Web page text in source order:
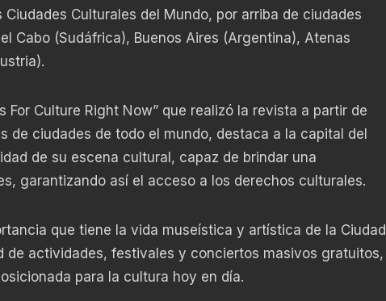
Culturales del Mundo, por arriba de ciudades
Cabo (Sudáfrica), Buenos Aires (Argentina), Atenas
For Culture Right Now” que realizó la revista a partir de
de ciudades de todo el mundo, destaca a la capital del
de su escena cultural, capaz de brindar una
garantizando así el acceso a los derechos culturales.
que tiene la vida museística y artística de la Ciudad
de actividades, festivales y conciertos masivos gratuitos,
para la cultura hoy en día.